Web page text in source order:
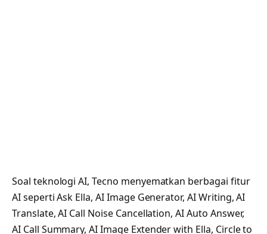
Soal teknologi AI, Tecno menyematkan berbagai fitur
AI seperti Ask Ella, AI Image Generator, AI Writing, AI
Translate, AI Call Noise Cancellation, AI Auto Answer,
AI Call Summary, AI Image Extender with Ella, Circle to